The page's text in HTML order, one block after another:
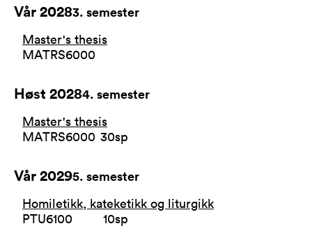
Vår 20283. semester
Master's thesis
MATRS6000
Høst 20284. semester
Master's thesis
MATRS6000 30sp
Vår 20295. semester
Homiletikk, kateketikk og liturgikk
PTU6100
10sp